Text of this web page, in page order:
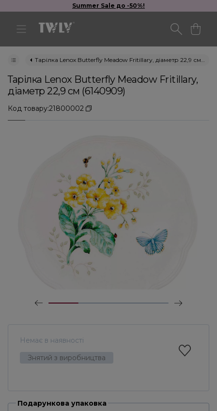
Summer Sale до -50%!
Тарілка Lenox Butterfly Meadow Fritillary, діаметр 22,9 см (6140909)
Тарілка Lenox Butterfly Meadow Fritillary,
діаметр 22,9 см (6140909)
Код товару:21800002
Немає в наявності
Знятий з виробництва
Подарункова упаковка